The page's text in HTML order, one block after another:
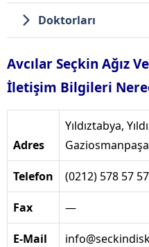
Doktorları
Avcılar Seçkin Ağız
İletişim Bilgileri
Adres
Yıldıztabya,
Telefon (0212) 578 57 57
Fax —
E-Mail